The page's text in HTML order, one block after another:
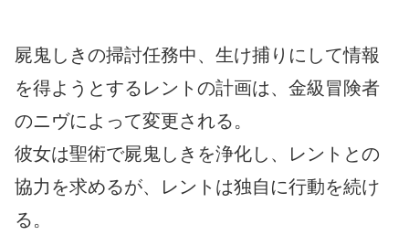
屍鬼しきの掃討任務中、生け捕りにして情報
を得ようとするレントの計画は、金級冒険者
のニヴによって変更される。
彼女は聖術で屍鬼しきを浄化し、レントとの
協力を求めるが、レントは独自に行動を続け
る。